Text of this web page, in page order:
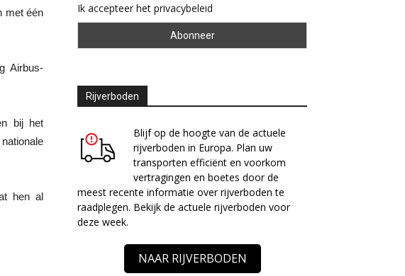
met één
Airbus-
bij het
hen al
Ik accepteer het privacybeleid
Rijverboden
Blijf op de hoogte van de actuele
rijverboden in Europa. Plan uw
transporten efficiënt en voorkom
vertragingen en boetes door de
meest recente informatie over rijverboden te
raadplegen. Bekijk de actuele rijverboden voor
deze week.
NAAR RIJVERBODEN